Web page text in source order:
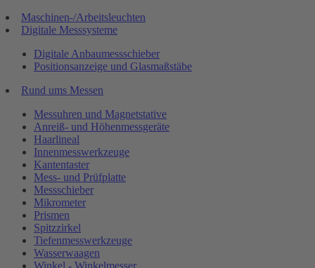
Maschinen-/Arbeitsleuchten
Digitale Messsysteme
Digitale Anbaumessschieber
Positionsanzeige und Glasmaßstäbe
Rund ums Messen
Messuhren und Magnetstative
Anreiß- und Höhenmessgeräte
Haarlineal
Innenmesswerkzeuge
Kantentaster
Mess- und Prüfplatte
Messschieber
Mikrometer
Prismen
Spitzzirkel
Tiefenmesswerkzeuge
Wasserwaagen
Winkel - Winkelmesser